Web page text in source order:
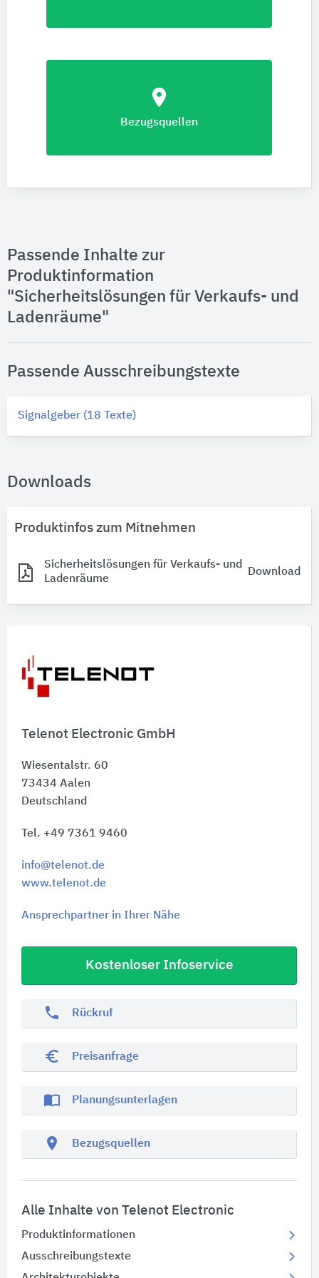
Telenot Electronic GmbH
Wiesentalstr. 60
73434 Aalen
Deutschland
Tel. +49 7361 9460
info@telenot.de
www.telenot.de
Ansprechpartner in Ihrer Nähe
Kostenloser Infoservice
phone Rückruf
euro_symbol Preisanfrage
import_contacts Planungsunterlagen
location_on Bezugsquellen
Alle Inhalte von Telenot Electronic
Produktinformationen
Ausschreibungstexte
location_on
Bezugsquellen
Passende Inhalte zur
Produktinformation
"Sicherheitslösungen für Verkaufs- und
Ladenräume"
Passende Ausschreibungstexte
Signalgeber (18 Texte)
Downloads
Produktinfos zum Mitnehmen
Sicherheitslösungen für Verkaufs- und
Ladenräume
Download